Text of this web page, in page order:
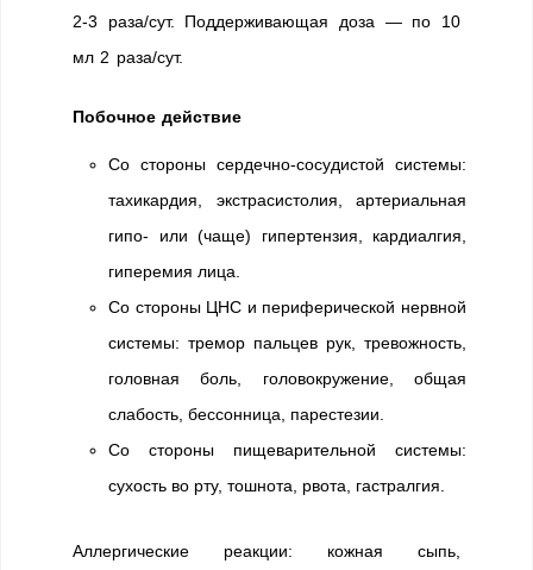
2-3 раза/сут. Поддерживающая доза — по 10
мл 2 раза/сут.
Побочное действие
Со стороны сердечно-сосудистой системы:
тахикардия, экстрасистолия, артериальная
гипо- или (чаще) гипертензия, кардиалгия,
гиперемия лица.
Со стороны ЦНС и периферической нервной
системы: тремор пальцев рук, тревожность,
головная боль, головокружение, общая
слабость, бессонница, парестезии.
Со стороны пищеварительной системы:
сухость во рту, тошнота, рвота, гастралгия.
Аллергические реакции: кожная сыпь,